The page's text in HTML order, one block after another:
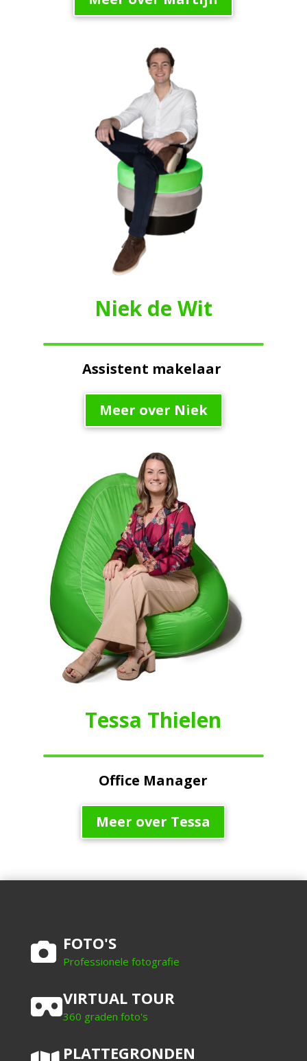
Niek de Wit
Assistent makelaar
Meer over Niek
Tessa Thielen
Office Manager
Meer over Tessa
FOTO'S
Professionele fotografie
VIRTUAL TOUR
360 graden foto's
PLATTEGRONDEN